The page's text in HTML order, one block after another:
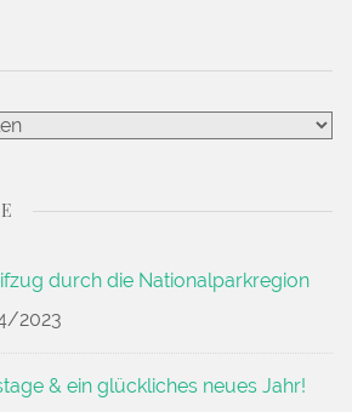
durch die Nationalparkregion
2023
& ein glückliches neues Jahr!